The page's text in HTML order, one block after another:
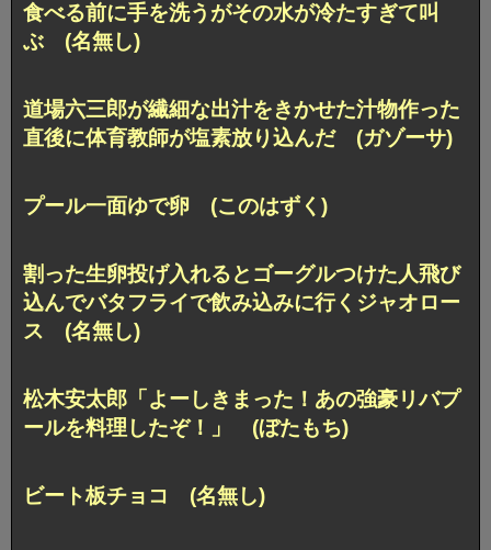
食べる前に手を洗うがその水が冷たすぎて叫
ぶ (名無し)
道場六三郎が繊細な出汁をきかせた汁物作った
直後に体育教師が塩素放り込んだ (ガゾーサ)
プール一面ゆで卵 (このはずく)
割った生卵投げ入れるとゴーグルつけた人飛び
込んでバタフライで飲み込みに行くジャオロー
ス (名無し)
松木安太郎「よーしきまった！あの強豪リバプ
ールを料理したぞ！」 (ぼたもち)
ビート板チョコ (名無し)